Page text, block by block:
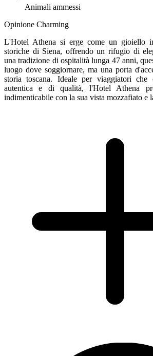
Animali ammessi
Opinione Charming
L'Hotel Athena si erge come un gioiello
storiche di Siena, offrendo un rifugio di
una tradizione di ospitalità lunga 47 anni,
luogo dove soggiornare, ma una porta
storia toscana. Ideale per viaggiatori che
autentica e di qualità, l'Hotel Athena
indimenticabile con la sua vista mozzafiato e